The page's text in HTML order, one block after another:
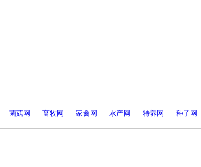
菌菇网 畜牧网 家禽网 水产网 特养网 种子网